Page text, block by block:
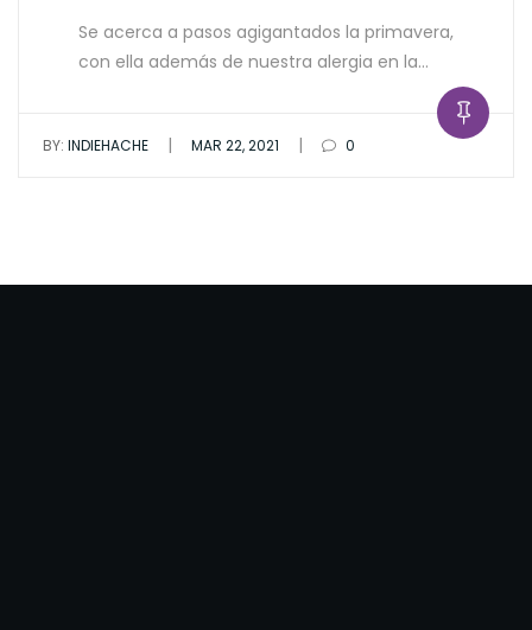
Se acerca a pasos agigantados la primavera,
con ella además de nuestra alergia en la…
BY: INDIEHACHE | MAR 22, 2021 | 0